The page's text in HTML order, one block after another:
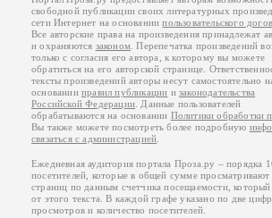
свободной публикации своих литературных
сети Интернет на основаниипользовательского
Все авторские права на произведения принадлежат
и охраняются законом . Перепечатка произведений
только с согласия его автора, к которому вы можете
обратиться на его авторской странице.
тексты произведений авторы несут самостоятельно
основанииправил публикации изаконодательства
Российской Федерации . Данные пользователей
обрабатываются на основании Политики обработки
Вы также можете посмотреть более подробную
связаться с администрацией
Ежедневная аудитория портала Проза.ру – порядка
посетителей, которые в общей сумме просматривают
страниц по данным счетчика посещаемости,
от этого текста. В каждой графе указано по две
просмотров и количество посетителей.